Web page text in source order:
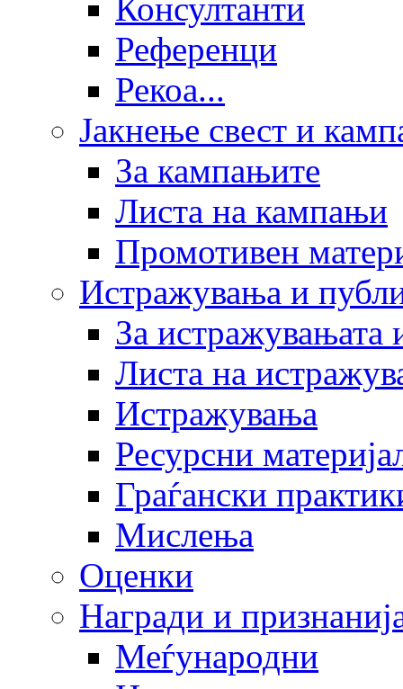
Консултанти
Референци
Рекоа...
Јакнење свест и
За кампањите
Листа на кампањи
Промотивен
Истражувања и
За истражувањата
Листа на
Истражувања
Ресурсни
Граѓански
Мислења
Оценки
Награди и
Меѓународни